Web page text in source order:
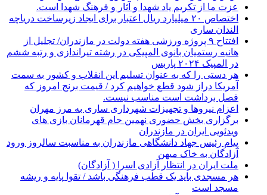
عزت ما از تکریم یاد شهدا و آثار و فرهنگ شهدا است.
اختصاص ۲۰ میلیارد ریال اعتبار برای ایجاد زیرساخت دریاچه
الندان ساری
افتتاح ۹ پروژه ورزشی هفته دولت در مازندران/ تجلیل از
هانیه رستمیان بانوی المپیکی در رشته تیراندازی و رتبه ششم
در المپیک ۲۰۲۴ پاربس
هر دستی را که به عنوان تسلیم این انقلاب و کشور به سمت
آمريکا دراز شود قطع خواهیم کرد / قیمت برنج امروز که
فصل برداشت است مناسب نیست.
اعزام نیروها و تجهیزات شهرداری ساری به مرز مهران
برگزاری بخش حضوری نهمین جام قهرمانان بازی های
ویدئویی ایران در مازندران
پیام رئیس جهاد دانشگاهی مازندران به مناسبت سالروز ورود
آزادگان به خاک میهن
ملت ایران در انتظار آزادی اسرا ( آزادگان)
هر مسجدی باید یک قطب فرهنگی باشد / تقوا پایه و ریشه
مسجد است